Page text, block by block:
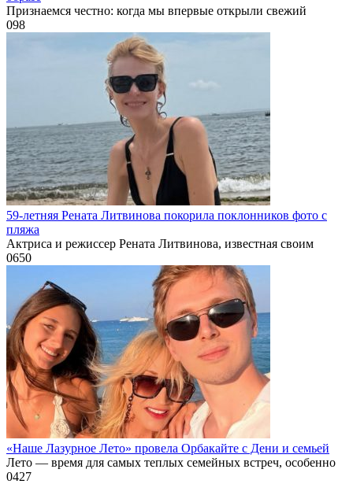
Признаемся честно: когда мы впервые открыли свежий
098
59-летняя Рената Литвинова покорила поклонников фото с
пляжа
Актриса и режиссер Рената Литвинова, известная своим
0650
«Наше Лазурное Лето» провела Орбакайте с Дени и семьей
Лето — время для самых теплых семейных встреч, особенно
0427